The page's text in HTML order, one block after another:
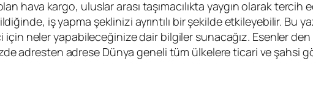
hava kargo, uluslar arası taşımacılıkta yaygın olarak tercih
iş yapma şeklinizi ayrıntılı bir şekilde etkileyebilir. Bu
neler yapabileceğinize dair bilgiler sunacağız. Esenler
adresten adrese Dünya geneli tüm ülkelere ticari ve şahsi